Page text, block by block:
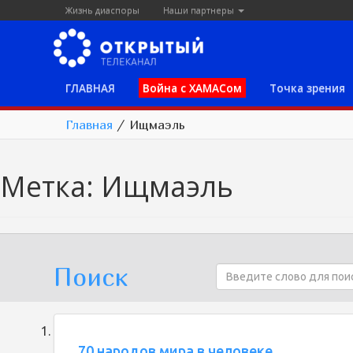
Жизнь диаспоры Наши партнеры
ГЛАВНАЯ Война с ХАМАСом Точка зрения
Главная / Ищмаэль
Метка: Ищмаэль
Поиск